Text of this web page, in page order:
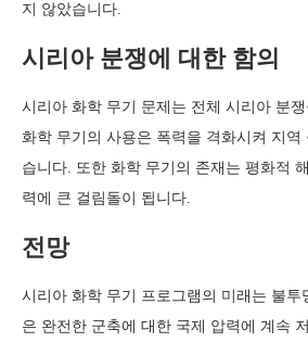
지 않았습니다.
시리아 분쟁에 대한 함의
시리아 화학 무기 문제는 전체 시리아 분
화학 무기의 사용은 폭력을 격화시켜 지역
습니다. 또한 화학 무기의 존재는 평화적
력에 큰 걸림돌이 됩니다.
전망
시리아 화학 무기 프로그램의 미래는 불투
은 완전한 군축에 대한 국제 압력에 계속